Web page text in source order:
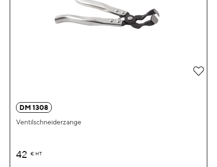
DM 1308
Ventilschneiderzange
42 € HT
Zur